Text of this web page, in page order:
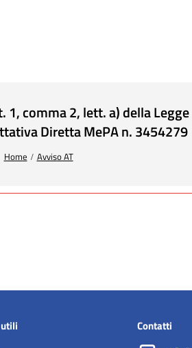
comma 2, lett. a) della
Diretta MePA n. 3454279
Home Avviso AT
Contatti